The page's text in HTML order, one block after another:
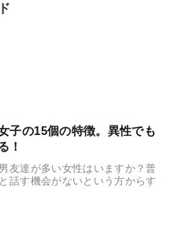
子の15個の特徴。異性でも
！
友達が多い女性はいますか？普
話す機会がないという方からす